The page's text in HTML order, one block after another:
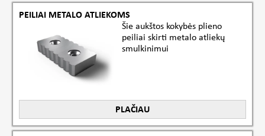
PEILIAI METALO ATLIEKOMS
Šie aukštos kokybės plieno
peiliai skirti metalo atliekų
smulkinimui
PLAČIAU